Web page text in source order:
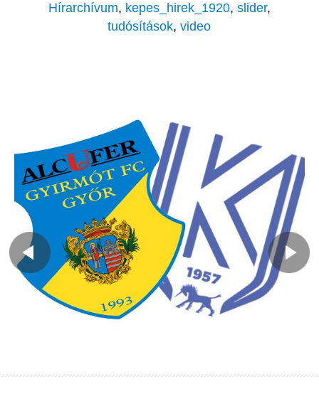
Hírarchívum, kepes_hirek_1920, slider,
tudósítások,video